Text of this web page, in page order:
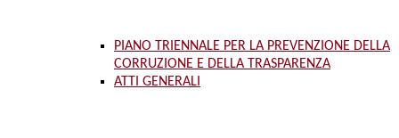
PIANO TRIENNALE PER LA PREVENZIONE DELLA
CORRUZIONE E DELLA TRASPARENZA
ATTI GENERALI